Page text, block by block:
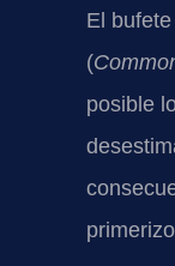
El
(
posible